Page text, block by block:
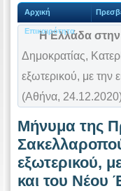
Αρχική
Επικαιρότητα
Η Ελλάδα
Δημοκρατίας,
εξωτερικού, με
(Αθήνα,
Μήνυμα της
εξωτερικού,
και του Νέου